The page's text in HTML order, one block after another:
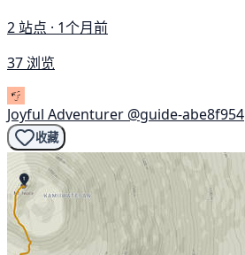
2 站点 · 1个月前
37 浏览
Joyful Adventurer @guide-abe8f954
收藏